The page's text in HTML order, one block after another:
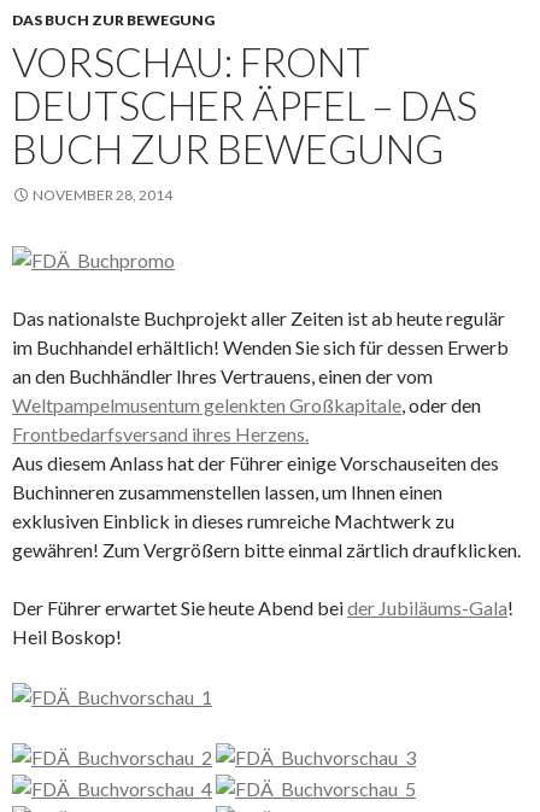
DAS BUCH ZUR BEWEGUNG
VORSCHAU: FRONT
DEUTSCHER ÄPFEL – DAS
BUCH ZUR BEWEGUNG
NOVEMBER 28, 2014
Das nationalste Buchprojekt aller Zeiten ist ab heute regulär
im Buchhandel erhältlich! Wenden Sie sich für dessen Erwerb
an den Buchhändler Ihres Vertrauens, einen der vom
Weltpampelmusentum gelenkten Großkapitale, oder den
Frontbedarfsversand ihres Herzens.
Aus diesem Anlass hat der Führer einige Vorschauseiten des
Buchinneren zusammenstellen lassen, um Ihnen einen
exklusiven Einblick in dieses rumreiche Machtwerk zu
gewähren! Zum Vergrößern bitte einmal zärtlich draufklicken.
Der Führer erwartet Sie heute Abend beider Jubiläums-Gala!
Heil Boskop!